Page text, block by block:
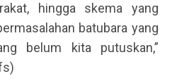
hingga skema yang
batubara yang
belum kita putuskan,”